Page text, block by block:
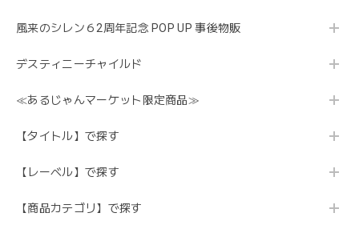
風来のシレン６2周年記念 POP UP 事後物販
デスティニーチャイルド
≪あるじゃんマーケット限定商品≫
【タイトル】で探す
【レーベル】で探す
【商品カテゴリ】で探す